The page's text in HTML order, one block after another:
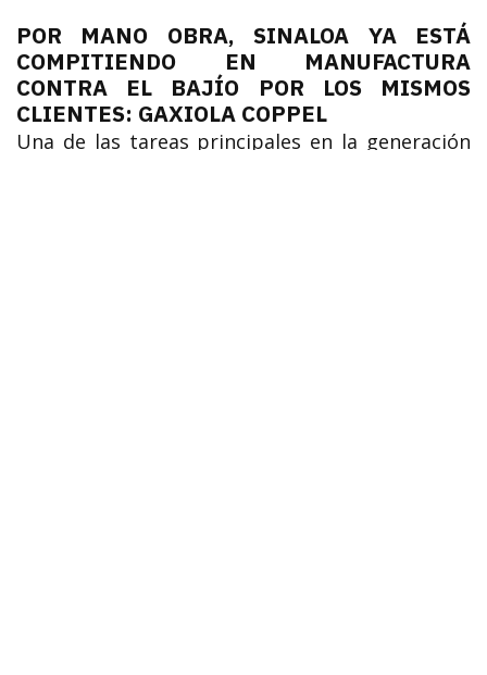
POR MANO OBRA, SINALOA YA ESTÁ
COMPITIENDO EN MANUFACTURA
CONTRA EL BAJÍO POR LOS MISMOS
CLIENTES: GAXIOLA COPPEL
Una de las tareas principales en la generación